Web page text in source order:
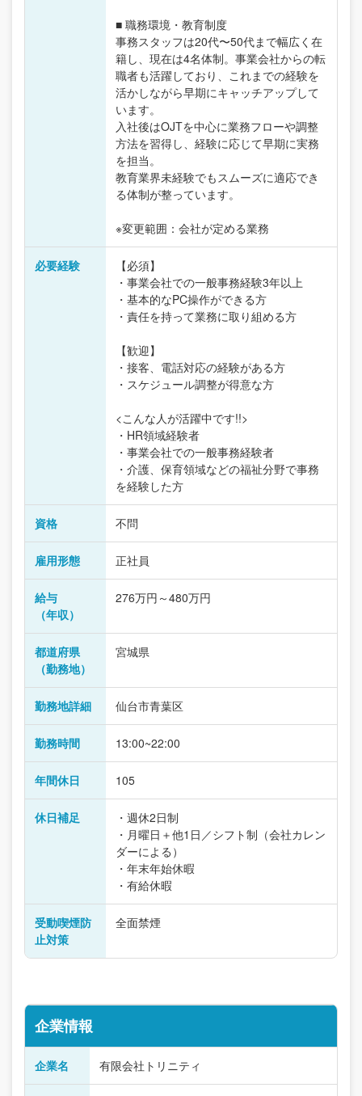
■ 職務環境・教育制度
事務スタッフは20代〜50代まで幅広く在
籍し、現在は4名体制。事業会社からの転
職者も活躍しており、これまでの経験を
活かしながら早期にキャッチアップして
います。
入社後はOJTを中心に業務フローや調整
方法を習得し、経験に応じて早期に実務
を担当。
教育業界未経験でもスムーズに適応でき
る体制が整っています。
※変更範囲：会社が定める業務
必要経験
【必須】
・事業会社での一般事務経験3年以上
・基本的なPC操作ができる方
・責任を持って業務に取り組める方
【歓迎】
・接客、電話対応の経験がある方
・スケジュール調整が得意な方
<こんな人が活躍中です!!>
・HR領域経験者
・事業会社での一般事務経験者
・介護、保育領域などの福祉分野で事務
を経験した方
資格 不問
雇用形態 正社員
給与
（年収）
276万円～480万円
都道府県
（勤務地）
宮城県
勤務地詳細 仙台市青葉区
勤務時間 13:00~22:00
年間休日 105
休日補足
・週休2日制
・月曜日＋他1日／シフト制（会社カレン
ダーによる）
・年末年始休暇
・有給休暇
受動喫煙防
止対策
全面禁煙
企業情報
企業名 有限会社トリニティ